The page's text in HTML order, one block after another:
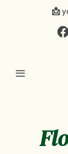
📩